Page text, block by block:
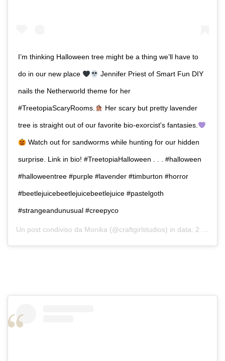
I’m thinking Halloween tree might be a thing we’ll have to
do in our new place Jennifer Priest of Smart Fun DIY
nails the Netherworld theme for her
#TreetopiaScaryRooms. Her scary but pretty lavender
tree is straight out of our favorite bio-exorcist's fantasies.
Watch out for sandworms while hunting for our hidden
surprise. Link in bio! #TreetopiaHalloween⁠ .⁠ .⁠ .⁠ #halloween
#halloweentree #purple #lavender #timburton #horror
#beetlejuicebeetlejuicebeetlejuice #pastelgoth
#strangeandunusual #creepyco
Un post condiviso da Monika (@craftgirlstudios) in data: 2 Ott 2019 alle ore 11:26 PDT